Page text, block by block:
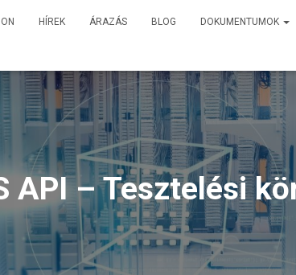
HÍREK ÁRAZÁS BLOG DOKUMENTUMOK
API – Tesztelési